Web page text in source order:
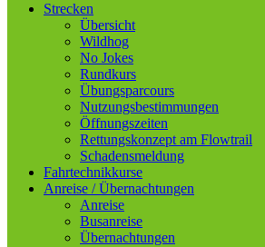
Strecken
Übersicht
Wildhog
No Jokes
Rundkurs
Übungsparcours
Nutzungsbestimmungen
Öffnungszeiten
Rettungskonzept am Flowtrail
Schadensmeldung
Fahrtechnikkurse
Anreise / Übernachtungen
Anreise
Busanreise
Übernachtungen